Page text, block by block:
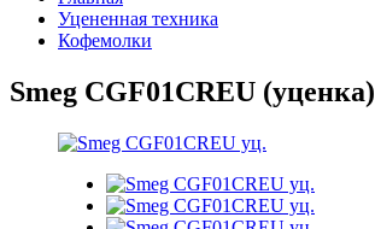
Уцененная техника
Кофемолки
Smeg CGF01CREU (уценка)